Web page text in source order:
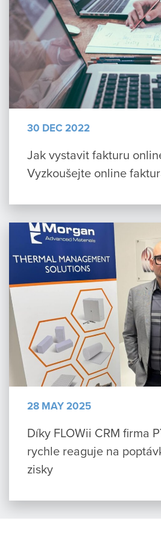
30 DEC 2022
Jak vystavit fakturu
Vyzkoušejte online
28 MAY 2025
Díky FLOWii CRM firma
rychle reaguje na
zisky